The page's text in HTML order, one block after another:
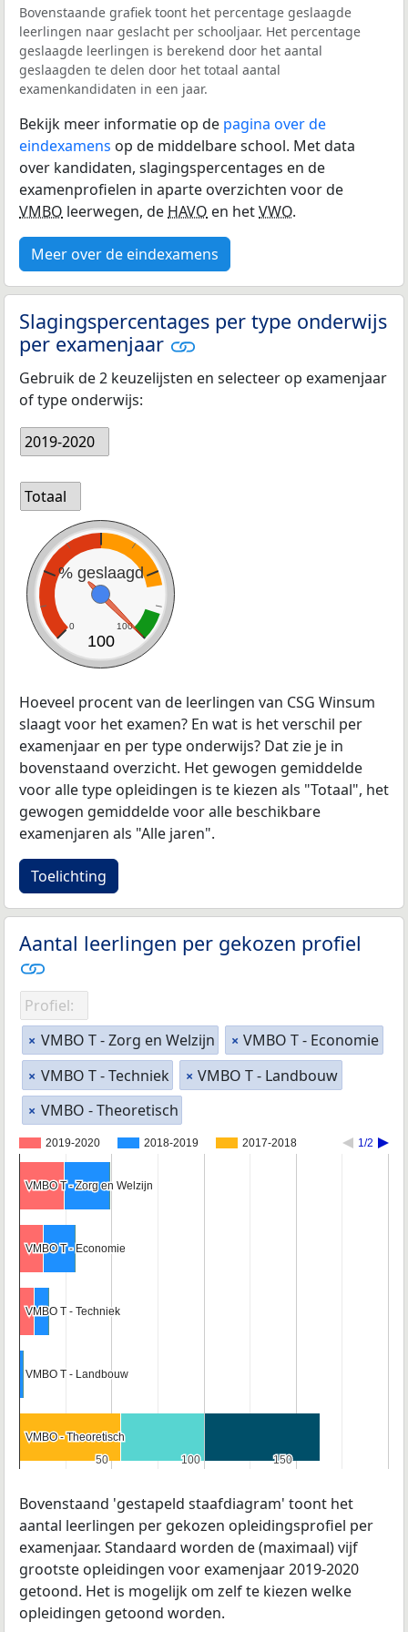
Bovenstaande grafiek toont het percentage geslaagde
leerlingen naar geslacht per schooljaar. Het percentage
geslaagde leerlingen is berekend door het aantal
geslaagden te delen door het totaal aantal
examenkandidaten in een jaar.
Bekijk meer informatie op de pagina over de
eindexamens op de middelbare school. Met data
over kandidaten, slagingspercentages en de
examenprofielen in aparte overzichten voor de
VMBO leerwegen, de HAVO en hetVWO.
Meer over de eindexamens
Slagingspercentages per type onderwijs
per examenjaar
Gebruik de 2 keuzelijsten en selecteer op examenjaar
of type onderwijs:
2019-2020
Totaal
% geslaagd
0 100
100
Hoeveel procent van de leerlingen van CSG Winsum
slaagt voor het examen? En wat is het verschil per
examenjaar en per type onderwijs? Dat zie je in
bovenstaand overzicht. Het gewogen gemiddelde
voor alle type opleidingen is te kiezen als "Totaal", het
gewogen gemiddelde voor alle beschikbare
examenjaren als "Alle jaren".
Toelichting
Aantal leerlingen per gekozen profiel
Profiel:
× VMBO T - Zorg en Welzijn × VMBO T - Economie
× VMBO T - Techniek × VMBO T - Landbouw
× VMBO - Theoretisch
2019-2020 2018-2019 2017-2018 1/2
50
50 100
100 150
150
VMBO T - Zorg en Welzijn
VMBO T - Zorg en Welzijn
VMBO T - Economie
VMBO T - Economie
VMBO T - Techniek
VMBO T - Techniek
VMBO T - Landbouw
VMBO T - Landbouw
VMBO - Theoretisch
VMBO - Theoretisch
Bovenstaand 'gestapeld staafdiagram' toont het
aantal leerlingen per gekozen opleidingsprofiel per
examenjaar. Standaard worden de (maximaal) vijf
grootste opleidingen voor examenjaar 2019-2020
getoond. Het is mogelijk om zelf te kiezen welke
opleidingen getoond worden.